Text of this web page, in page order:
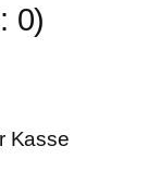
0)
Kasse